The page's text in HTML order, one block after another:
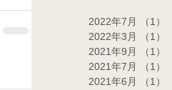
2022年7月 （1）
2022年3月
（1）
2021年9月
（1）
2021年7月
（1）
2021年6月
（1）